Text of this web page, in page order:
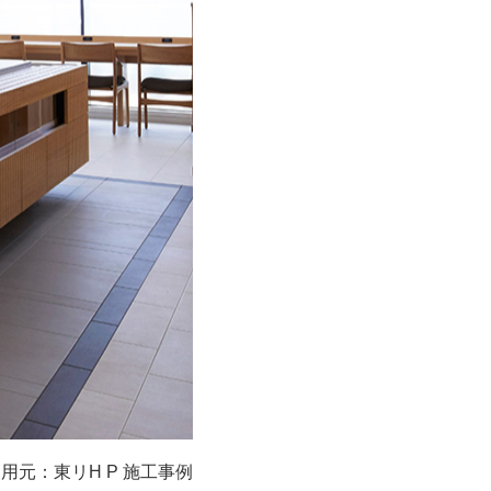
元：東リH P 施工事例